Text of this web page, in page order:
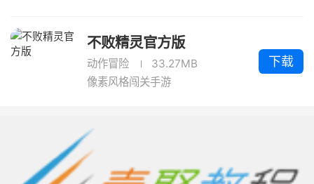
不败精灵官方版
动作冒险
33.27MB
像素风格闯关手游
下载